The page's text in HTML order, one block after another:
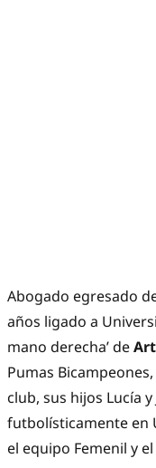
Abogado egresado
años ligado a
mano derecha’ de
Pumas
club, sus hijos Lucía
futbolísticamente en
el equipo Femenil y